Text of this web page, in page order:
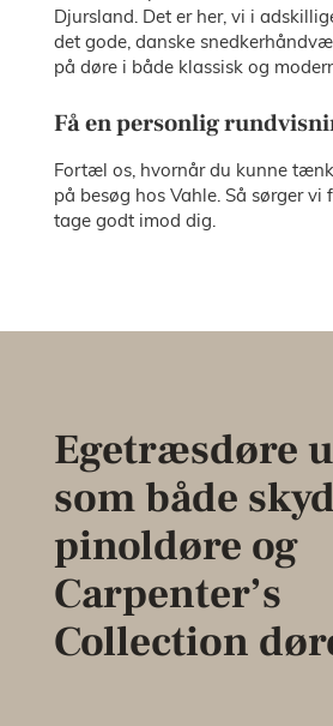
Djursland. Det er her, vi i
det gode, danske
på døre i både klassisk og
Få en personlig
Fortæl os, hvornår du kunne
på besøg hos Vahle. Så sørger
tage godt imod dig.
Egetræsdøre
som både
pinoldøre og
Carpenter’s
Collection